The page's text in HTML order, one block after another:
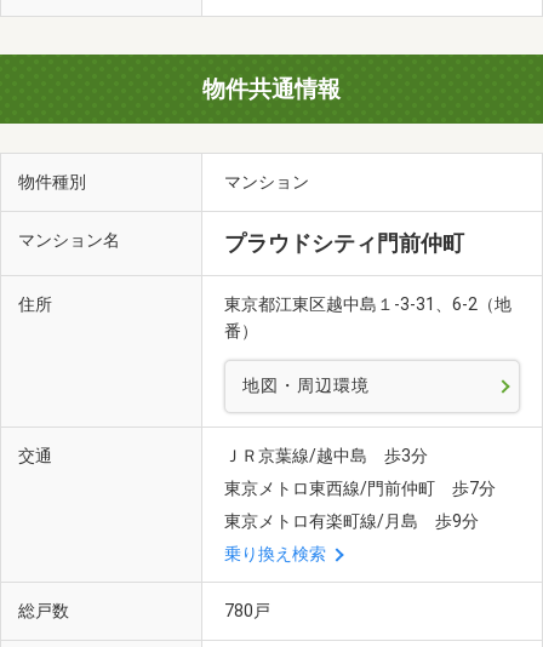
物件共通情報
物件種別 マンション
マンション名 プラウドシティ門前仲町
住所
東京都江東区越中島１-3-31、6-2（地
番）
地図・周辺環境
交通
ＪＲ京葉線/越中島 歩3分
東京メトロ東西線/門前仲町 歩7分
東京メトロ有楽町線/月島 歩9分
乗り換え検索
総戸数 780戸